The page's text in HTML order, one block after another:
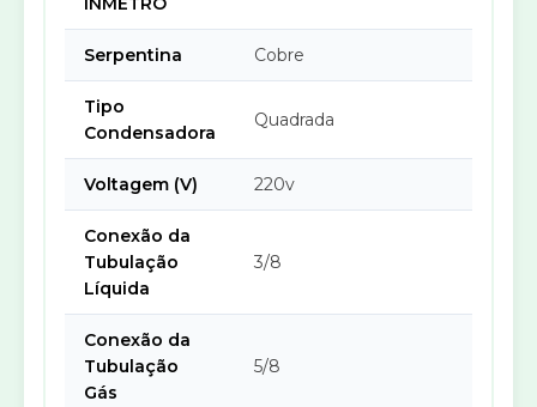
Serpentina Cobre
Tipo
Condensadora
Quadrada
Voltagem (V) 220v
Conexão da
Tubulação
Líquida
3/8
Conexão da
Tubulação
Gás
5/8